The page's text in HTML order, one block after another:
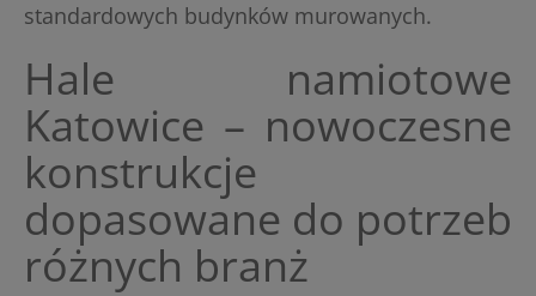
standardowych budynków murowanych.
Hale namiotowe
Katowice – nowoczesne
konstrukcje
dopasowane do potrzeb
różnych branż